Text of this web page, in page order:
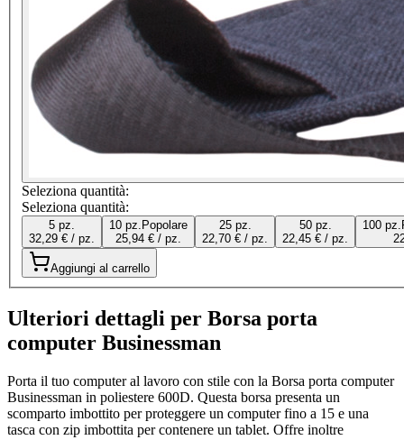
Seleziona quantità:
Seleziona quantità:
5 pz.
32,29 € / pz.
10 pz. Popolare
25,94 € / pz.
25 pz.
22,70 € / pz.
50 pz.
22,45 € / pz.
100 pz.
Aggiungi al carrello
Ulteriori dettagli per Borsa porta
computer Businessman
Porta il tuo computer al lavoro con stile con la Borsa porta computer
Businessman in poliestere 600D. Questa borsa presenta un
scomparto imbottito per proteggere un computer fino a 15 e una
tasca con zip imbottita per contenere un tablet. Offre inoltre